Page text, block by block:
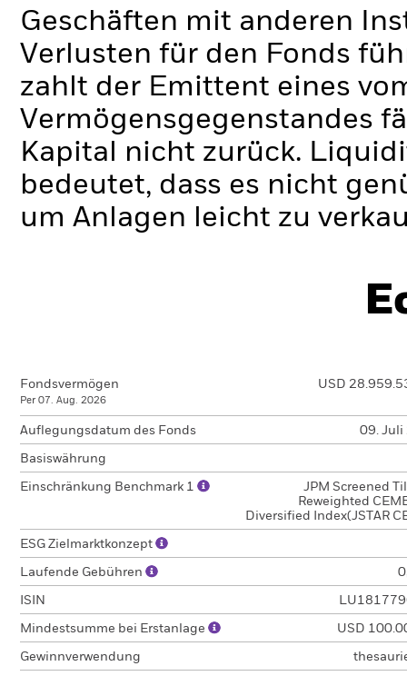
Geschäften mit anderen
Verlusten für den Fonds
zahlt der Emittent eines
Vermögensgegenstandes
Kapital nicht zurück.
bedeutet, dass es nicht
um Anlagen leicht zu
Fondsvermögen
Per 07. Aug. 2026
USD
Auflegungsdatum des Fonds 09. Juli
Basiswährung
Einschränkung Benchmark 1
JPM Screened
Reweighted
Diversified Index(JSTAR
ESG Zielmarktkonzept
Laufende Gebühren
ISIN
Mindestsumme bei Erstanlage USD
Gewinnverwendung